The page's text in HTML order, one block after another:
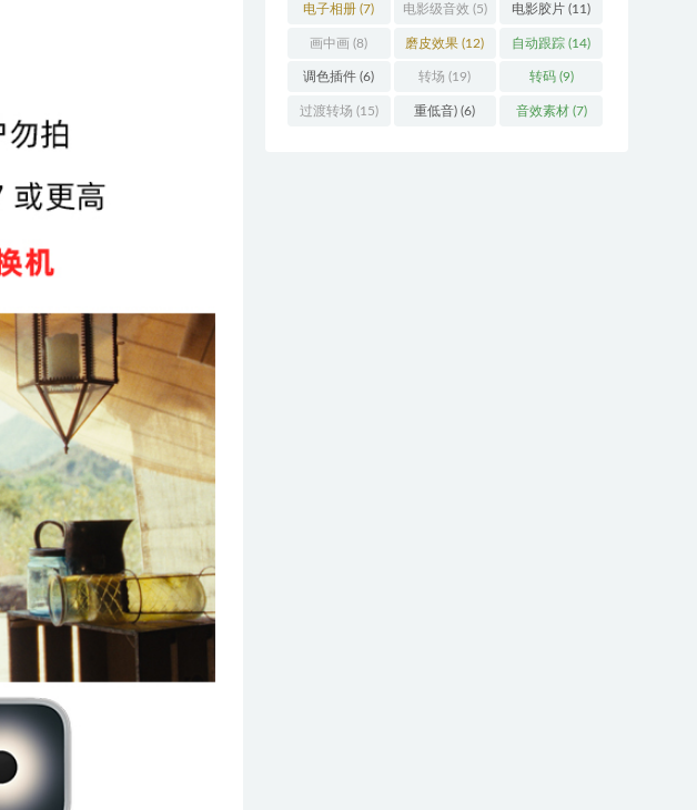
电子相册 (7) 电影级音效 (5) 电影胶片 (11)
画中画 (8) 磨皮效果 (12) 自动跟踪 (14)
调色插件 (6) 转场 (19) 转码(9)
过渡转场 (15) 重低音) (6) 音效素材(7)